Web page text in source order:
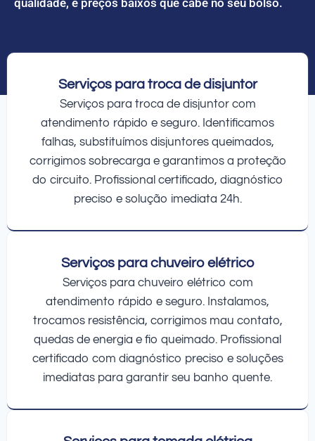
Serviços para troca de disjuntor
Serviços para troca de disjuntor com
atendimento rápido e seguro. Identificamos
falhas, substituímos disjuntores queimados,
corrigimos sobrecarga e garantimos a proteção
do circuito. Profissional certificado, diagnóstico
preciso e solução imediata 24h.
Serviços para chuveiro elétrico
Serviços para chuveiro elétrico com
atendimento rápido e seguro. Instalamos,
trocamos resistência, corrigimos mau contato,
quedas de energia e fio queimado. Profissional
certificado com diagnóstico preciso e soluções
imediatas para garantir seu banho quente.